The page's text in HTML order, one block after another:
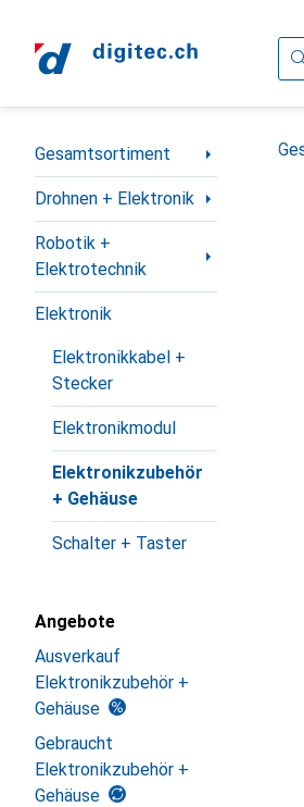
Navigation nach Kategorien
Gesamtsortiment
Drohnen + Elektronik
Robotik +
Elektrotechnik
Elektronik
Elektronikkabel +
Stecker
Elektronikmodul
Elektronikzubehör
+ Gehäuse
Schalter + Taster
Angebote
Ausverkauf
Elektronikzubehör +
Gehäuse
Gebraucht
Elektronikzubehör +
Gehäuse